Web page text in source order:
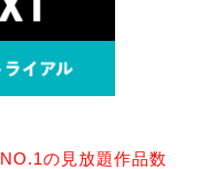
NO.1の見放題作品数